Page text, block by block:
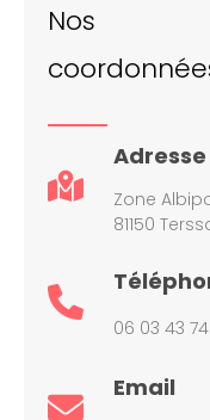
Nos
Adresse
Zone
81150
06 03 43
Email